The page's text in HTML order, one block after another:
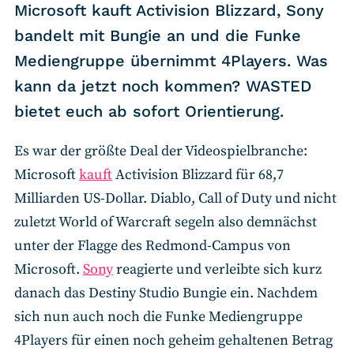
Last Game Standing
Top 5
Random
RSS-Feed
IMPRESSUM
DATENSCHUTZ
KONTAKT
Unterstützen
Microsoft kauft Activision Blizzard, Sony
bandelt mit Bungie an und die Funke
Mediengruppe übernimmt 4Players. Was
kann da jetzt noch kommen? WASTED
bietet euch ab sofort Orientierung.
Es war der größte Deal der Videospielbranche:
MicrosoftkauftActivision Blizzard für 68,7
Milliarden US-Dollar. Diablo, Call of Duty und nicht
zuletzt World of Warcraft segeln also demnächst
unter der Flagge des Redmond-Campus von
Microsoft. Sonyreagierte und verleibte sich kurz
danach das Destiny Studio Bungie ein. Nachdem
sich nun auch noch die Funke Mediengruppe
4Players für einen noch geheim gehaltenen Betrag